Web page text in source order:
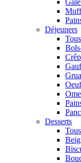
Déjeuners
Desserts